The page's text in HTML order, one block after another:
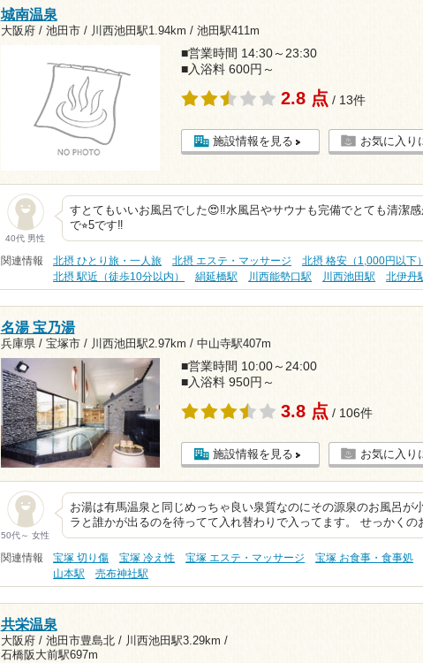
城南温泉
大阪府 / 池田市 / 川西池田駅1.94km / 池田駅411m
■営業時間 14:30～23:30
■入浴料 600円～
2.8 点 / 13件
施設情報を見る お気に入り
40代 男性
すとてもいいお風呂でした😍‼️水風呂やサウナも完備でとても清潔
で⭐︎5です‼️
関連情報 北摂 ひとり旅・一人旅 北摂 エステ・マッサージ
北摂 格安（1,000円以下）
北摂 駅近（徒歩10分以内）
絹延橋駅 川西能勢口駅 川西池田駅 北伊丹
名湯 宝乃湯
兵庫県 / 宝塚市 / 川西池田駅2.97km / 中山寺駅407m
■営業時間 10:00～24:00
■入浴料 950円～
3.8 点 / 106件
施設情報を見る お気に入り
50代～ 女性
お湯は有馬温泉と同じめっちゃ良い泉質なのにその源泉のお風呂が
ラと誰かが出るのを待ってて入れ替わりで入ってます。 せっかく
関連情報 宝塚 切り傷 宝塚 冷え性 宝塚 エステ・マッサージ 宝塚 お食事・食事処
山本駅
売布神社駅
共栄温泉
大阪府 / 池田市豊島北 / 川西池田駅3.29km /
石橋阪大前駅697m